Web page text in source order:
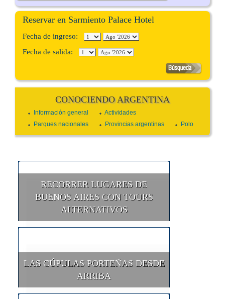
Reservar en Sarmiento Palace Hotel
Fecha de ingreso:
Fecha de salida:
CONOCIENDO ARGENTINA
Información general
Actividades
Parques nacionales
Provincias argentinas Polo
RECORRER LUGARES DE
BUENOS AIRES CON TOURS
ALTERNATIVOS
LAS CÚPULAS PORTEÑAS DESDE
ARRIBA